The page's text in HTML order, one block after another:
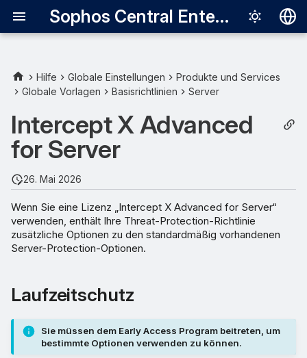
Sophos Central Enterprise
English
Français
Português
Laufzeitschutz
Deep Learning
Beseitigung
Hilfe Globale Einstellungen
Produkte und Services
Globale Vorlagen
Basisrichtlinien Server
Intercept X Advanced
for Server
26. Mai 2026
Wenn Sie eine Lizenz „Intercept X Advanced for Server“
verwenden, enthält Ihre Threat-Protection-Richtlinie
zusätzliche Optionen zu den standardmäßig vorhandenen
Server-Protection-Optionen.
Laufzeitschutz
Sie müssen dem Early Access Program beitreten, um
bestimmte Optionen verwenden zu können.